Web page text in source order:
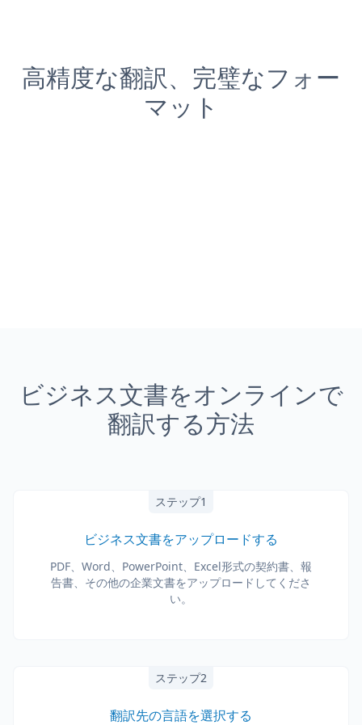
高精度な翻訳、完璧なフォー
マット
ビジネス文書をオンラインで
翻訳する方法
ステップ1
ビジネス文書をアップロードする
PDF、Word、PowerPoint、Excel形式の契約書、報
告書、その他の企業文書をアップロードしてくださ
い。
ステップ2
翻訳先の言語を選択する